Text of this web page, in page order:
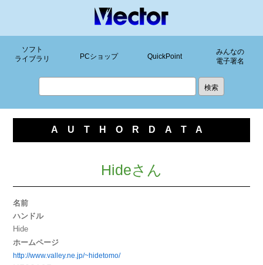
ソフト
ライブラリ
PCショップ QuickPoint
みんなの
電子署名
AUTHORDATA
Hideさん
名前
ハンドル
Hide
ホームページ
http://www.valley.ne.jp/~hidetomo/